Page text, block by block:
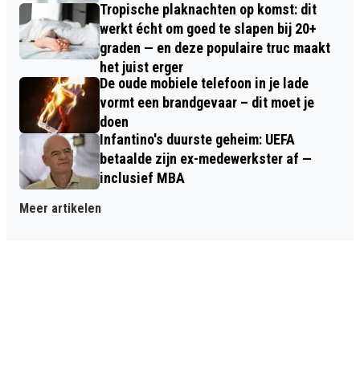
Tropische plaknachten op komst: dit
werkt écht om goed te slapen bij 20+
graden — en deze populaire truc maakt
het juist erger
De oude mobiele telefoon in je lade
vormt een brandgevaar – dit moet je
doen
Infantino's duurste geheim: UEFA
betaalde zijn ex-medewerkster af —
inclusief MBA
Meer artikelen